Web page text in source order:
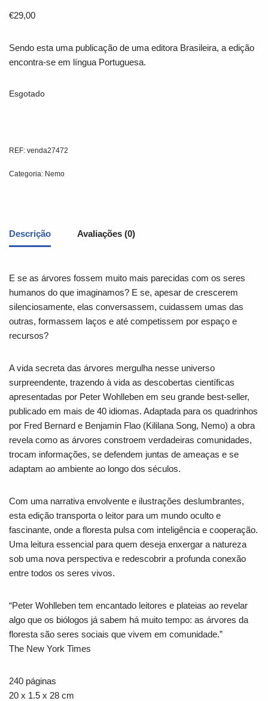
€29,00
Sendo esta uma publicação de uma editora Brasileira, a edição
encontra-se em língua Portuguesa.
Esgotado
REF: venda27472
Categoria: Nemo
Descrição Avaliações (0)
E se as árvores fossem muito mais parecidas com os seres
humanos do que imaginamos? E se, apesar de crescerem
silenciosamente, elas conversassem, cuidassem umas das
outras, formassem laços e até competissem por espaço e
recursos?
A vida secreta das árvores mergulha nesse universo
surpreendente, trazendo à vida as descobertas científicas
apresentadas por Peter Wohlleben em seu grande best-seller,
publicado em mais de 40 idiomas. Adaptada para os quadrinhos
por Fred Bernard e Benjamin Flao (Kililana Song, Nemo) a obra
revela como as árvores constroem verdadeiras comunidades,
trocam informações, se defendem juntas de ameaças e se
adaptam ao ambiente ao longo dos séculos.
Com uma narrativa envolvente e ilustrações deslumbrantes,
esta edição transporta o leitor para um mundo oculto e
fascinante, onde a floresta pulsa com inteligência e cooperação.
Uma leitura essencial para quem deseja enxergar a natureza
sob uma nova perspectiva e redescobrir a profunda conexão
entre todos os seres vivos.
“Peter Wohlleben tem encantado leitores e plateias ao revelar
algo que os biólogos já sabem há muito tempo: as árvores da
floresta são seres sociais que vivem em comunidade.”
The New York Times
240 páginas
20 x 1.5 x 28 cm